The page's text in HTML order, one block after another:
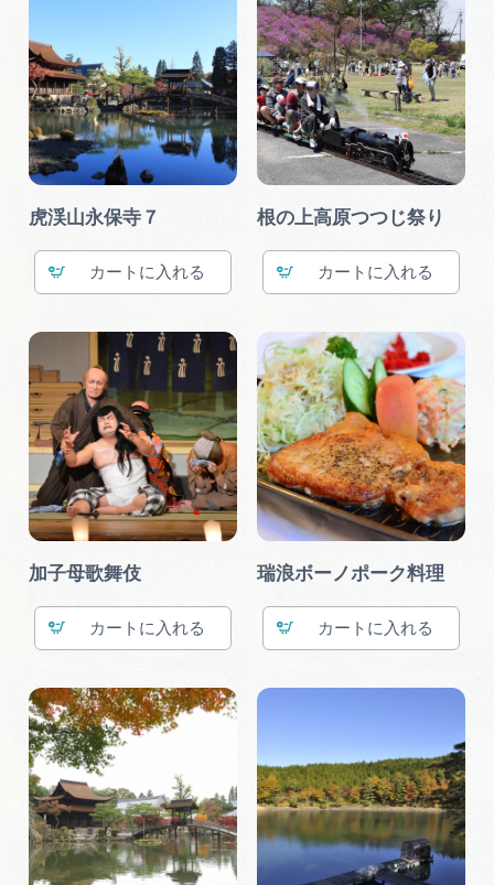
虎渓山永保寺７
カート
根の上高原つつじ祭り
カート
加子母歌舞伎
カート
瑞浪ボーノポーク料理
カート